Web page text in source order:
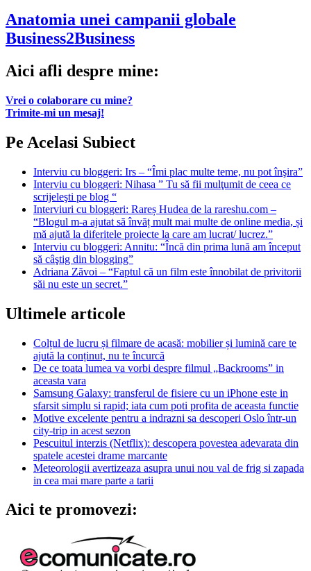
Anatomia unei campanii globale
Business2Business
Aici afli despre mine:
Vrei o colaborare cu mine?
Trimite-mi un mesaj!
Pe Acelasi Subiect
Interviu cu bloggeri: Irs – “Îmi plac multe teme, nu pot înşira”
Interviu cu bloggeri: Nihasa ” Tu să fii mulţumit de ceea ce
scrijeleşti pe blog “
Interviuri cu bloggeri: Rareș Hudea de la rareshu.com –
“Blogul m-a ajutat să învăț mult mai multe de online media, și
mă ajută la diferitele proiecte la care am lucrat/ lucrez.”
Interviu cu bloggeri: Annitu: “Încă din prima lună am început
să câştig din blogging”
Adriana Zăvoi – “Faptul că un film este înnobilat de privitorii
săi nu este un secret.”
Ultimele articole
Colțul de lucru și filmare de acasă: mobilier și lumină care te
ajută la conținut, nu te încurcă
De ce toata lumea va vorbi despre filmul „Backrooms” in
aceasta vara
Samsung Galaxy: transferul de fisiere cu un iPhone este in
sfarsit simplu si rapid; iata cum poti profita de aceasta functie
Motive excelente pentru a indrazni sa descoperi Oslo într-un
city-trip in acest sezon
Pescuitul interzis (Netflix): descopera povestea adevarata din
spatele acestei drame marcante
Meteorologii avertizeaza asupra unui nou val de frig si zapada
in cea mai mare parte a tarii
Aici te promovezi: